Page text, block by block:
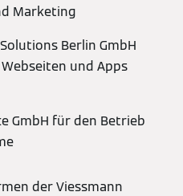
Marketing
Berlin GmbH
und Apps
GmbH für den Betrieb
der Viessmann